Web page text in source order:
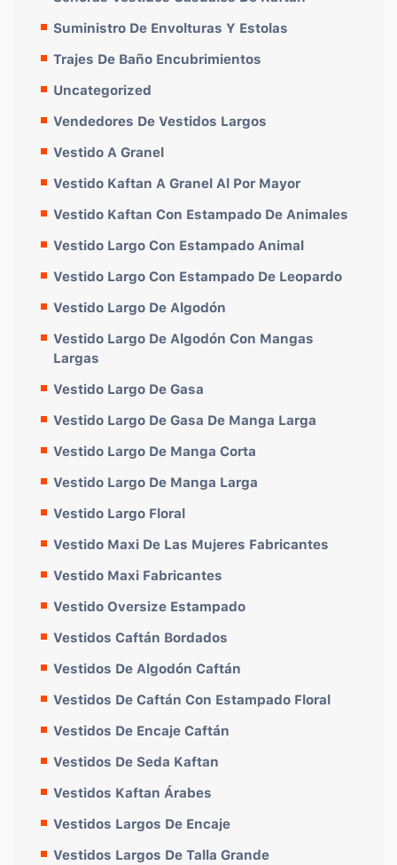
Suministro De Envolturas Y Estolas
Trajes De Baño Encubrimientos
Uncategorized
Vendedores De Vestidos Largos
Vestido A Granel
Vestido Kaftan A Granel Al Por Mayor
Vestido Kaftan Con Estampado De Animales
Vestido Largo Con Estampado Animal
Vestido Largo Con Estampado De Leopardo
Vestido Largo De Algodón
Vestido Largo De Algodón Con Mangas
Largas
Vestido Largo De Gasa
Vestido Largo De Gasa De Manga Larga
Vestido Largo De Manga Corta
Vestido Largo De Manga Larga
Vestido Largo Floral
Vestido Maxi De Las Mujeres Fabricantes
Vestido Maxi Fabricantes
Vestido Oversize Estampado
Vestidos Caftán Bordados
Vestidos De Algodón Caftán
Vestidos De Caftán Con Estampado Floral
Vestidos De Encaje Caftán
Vestidos De Seda Kaftan
Vestidos Kaftan Árabes
Vestidos Largos De Encaje
Vestidos Largos De Talla Grande